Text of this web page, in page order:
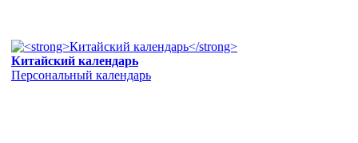
Китайский календарь
Персональный календарь